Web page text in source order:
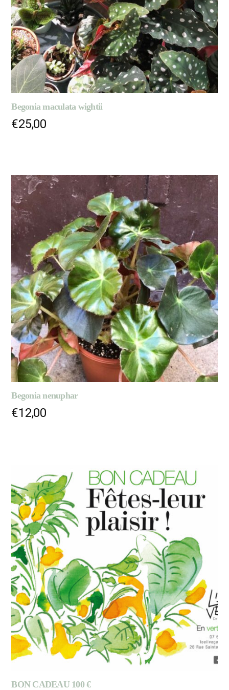
Begonia maculata wightii
€25,00
Begonia nenuphar
€12,00
BON CADEAU 100 €